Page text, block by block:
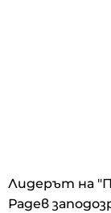
Лидерът на
Радев